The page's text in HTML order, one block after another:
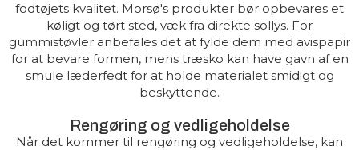
fodtøjets kvalitet. Morsø's produkter bør opbevares et
køligt og tørt sted, væk fra direkte sollys. For
gummistøvler anbefales det at fylde dem med avispapir
for at bevare formen, mens træsko kan have gavn af en
smule læderfedt for at holde materialet smidigt og
beskyttende.
Rengøring og vedligeholdelse
Når det kommer til rengøring og vedligeholdelse, kan